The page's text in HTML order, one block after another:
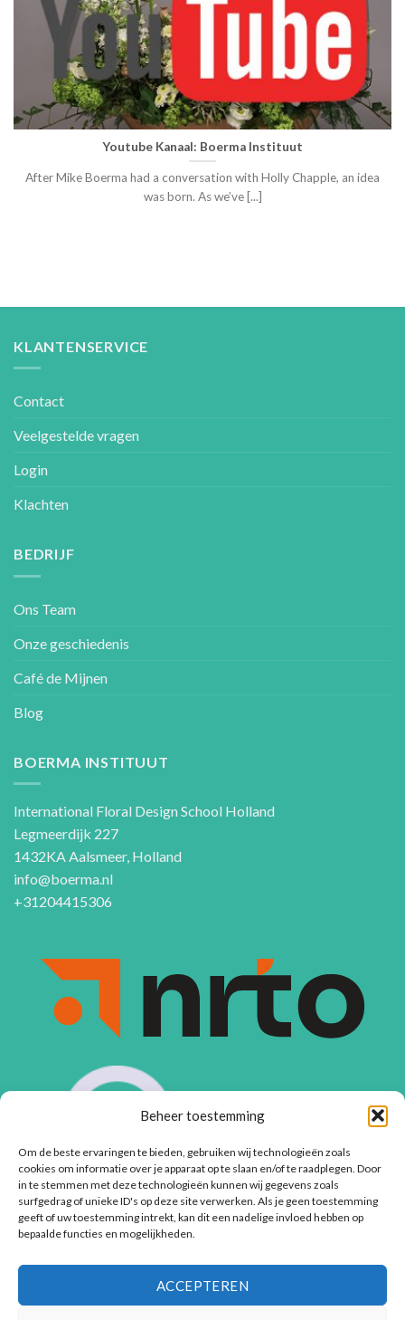
Beheer toestemming
Om de beste ervaringen te bieden, gebruiken wij technologieën zoals
cookies om informatie over je apparaat op te slaan en/of te raadplegen. Door
in te stemmen met deze technologieën kunnen wij gegevens zoals
surfgedrag of unieke ID's op deze site verwerken. Als je geen toestemming
geeft of uw toestemming intrekt, kan dit een nadelige invloed hebben op
bepaalde functies en mogelijkheden.
ACCEPTEREN
Youtube Kanaal: Boerma Instituut
After Mike Boerma had a conversation with Holly Chapple, an idea
was born. As we’ve [...]
KLANTENSERVICE
Contact
Veelgestelde vragen
Login
Klachten
BEDRIJF
Ons Team
Onze geschiedenis
Café de Mijnen
Blog
BOERMA INSTITUUT
International Floral Design School Holland
Legmeerdijk 227
1432KA Aalsmeer, Holland
info@boerma.nl
+31204415306